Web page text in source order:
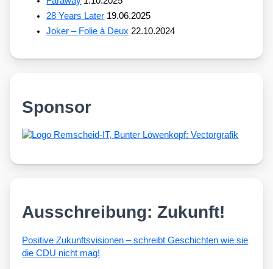
28 Years Later 19.06.2025
Joker – Folie à Deux 22.10.2024
Sponsor
Ausschreibung: Zukunft!
Posi­ti­ve Zukunfts­vi­sio­nen – schreibt Geschich­ten wie sie
die CDU nicht mag!